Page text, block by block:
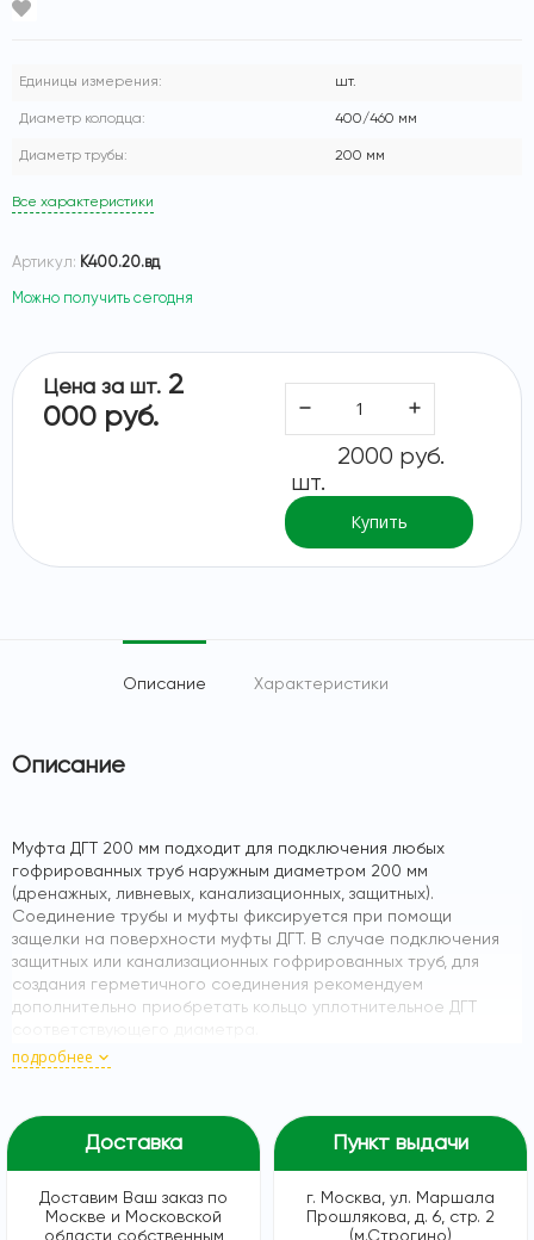
Оплата
О магазине
Единицы измерения: шт.
Диаметр колодца: 400/460 мм
Диаметр трубы: 200 мм
Все характеристики
Артикул: К400.20.вд
Можно получить сегодня
Цена за шт. 2
000 руб.
шт.
2000 руб.
Купить
Описание Характеристики
Описание
Муфта ДГТ 200 мм подходит для подключения любых
гофрированных труб наружным диаметром 200 мм
(дренажных, ливневых, канализационных, защитных).
Соединение трубы и муфты фиксируется при помощи
защелки на поверхности муфты ДГТ. В случае подключения
защитных или канализационных гофрированных труб, для
создания герметичного соединения рекомендуем
дополнительно приобретать кольцо уплотнительное ДГТ
Установка муфты ДГТ для ввода трубы 200 мм в колодец
муфты. Установленная нами муфта обеспечивает прочное,
надежное соединение гофрированной трубы с пластиковым
(по лотку трубы).
Возможные варианты подключений:
- одно подключение;
подробнее
Доставка
Доставим Ваш заказ по
Москве и Московской
области собственным
Пункт выдачи
г. Москва, ул. Маршала
Прошлякова, д. 6, стр. 2
(м.Строгино)